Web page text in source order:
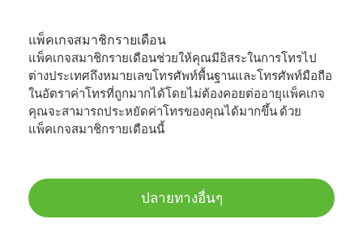
แพ็คเกจสมาชิกรายเดือน
แพ็คเกจสมาชิกรายเดือนช่วยให้คุณมีอิสระในการโทรไป
ต่างประเทศถึงหมายเลขโทรศัพท์พื้นฐานและโทรศัพท์มือถือ
ในอัตราค่าโทรที่ถูกมากได้โดยไม่ต้องคอยต่ออายุแพ็คเกจ
คุณจะสามารถประหยัดค่าโทรของคุณได้มากขึ้น ด้วย
แพ็คเกจสมาชิกรายเดือนนี้
ปลายทางอื่นๆ